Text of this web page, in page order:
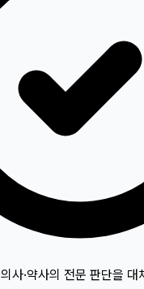
의사·약사의 전문 판단을 대